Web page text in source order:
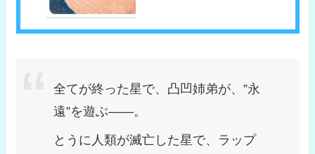
全てが終った星で、凸凹姉弟が、”永
遠”を遊ぶ――。
とうに人類が滅亡した星で、ラップ